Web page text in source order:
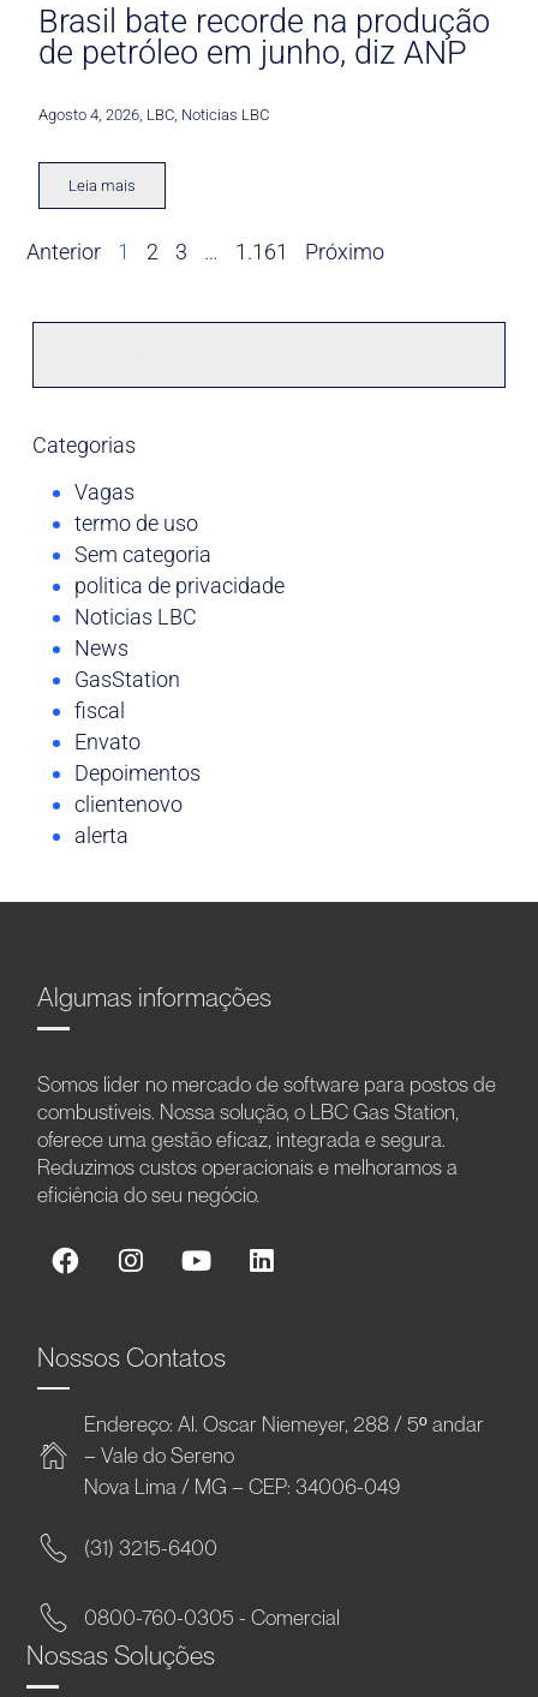
Brasil bate recorde na produção
de petróleo em junho, diz ANP
Agosto 4, 2026 LBC Noticias LBC
Leia mais
Anterior 1 2 3 … 1.161 Próximo
Categorias
Vagas
termo de uso
Sem categoria
politica de privacidade
Noticias LBC
News
GasStation
fiscal
Envato
Depoimentos
clientenovo
alerta
Algumas informações
Somos líder no mercado de software para postos de
combustíveis. Nossa solução, o LBC Gas Station,
oferece uma gestão eficaz, integrada e segura.
Reduzimos custos operacionais e melhoramos a
eficiência do seu negócio.
Nossos Contatos
Endereço: Al. Oscar Niemeyer, 288 / 5º andar
– Vale do Sereno
Nova Lima / MG – CEP: 34006-049
(31) 3215-6400
0800-760-0305 - Comercial
Nossas Soluções